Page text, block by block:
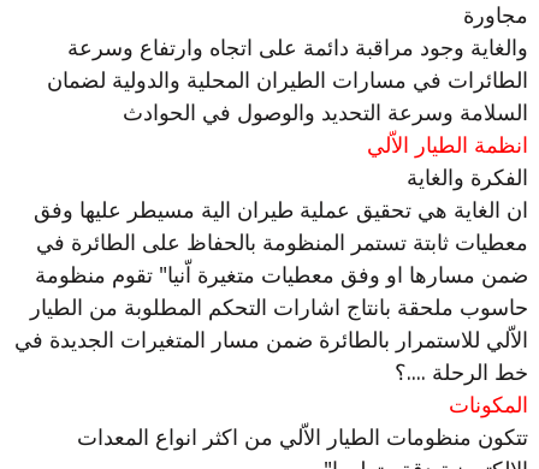
مجاورة
والغاية وجود مراقبة دائمة على اتجاه وارتفاع وسرعة
الطائرات في مسارات الطيران المحلية والدولية لضمان
السلامة وسرعة التحديد والوصول في الحوادث
انظمة الطيار الاّلي
الفكرة والغاية
ان الغاية هي تحقيق عملية طيران الية مسيطر عليها وفق
معطيات ثابتة تستمر المنظومة بالحفاظ على الطائرة في
ضمن مسارها او وفق معطيات متغيرة اّنيا" تقوم منظومة
حاسوب ملحقة بانتاج اشارات التحكم المطلوبة من الطيار
الاّلي للاستمرار بالطائرة ضمن مسار المتغيرات الجديدة في
خط الرحلة ....؟
المكونات
تتكون منظومات الطيار الاّلي من اكثر انواع المعدات